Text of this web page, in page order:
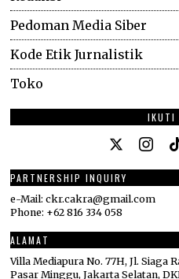
Pedoman Media Siber
Kode Etik Jurnalistik
Toko
IKUTI
PARTNERSHIP INQUIRY
e-Mail: ckr.cakra@gmail.com
Phone: +62 816 334 058
ALAMAT
Villa Mediapura No. 77H, Jl. Siaga
Pasar Minggu, Jakarta Selatan,